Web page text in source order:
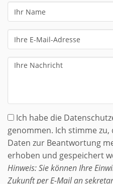
Ihr
Name
Ihre
E-
Mail-
Ihre
Ich habe die
genommen. Ich stimme
Daten zur Beantwortung
erhoben und gespeichert
Hinweis: Sie können Ihre
Zukunft per E-Mail an